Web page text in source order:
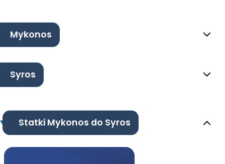
Mykonos
Syros
Statki Mykonos do Syros